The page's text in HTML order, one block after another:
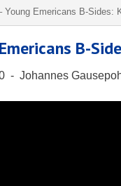
Young Emericans B-Sides:
B-
- Johannes